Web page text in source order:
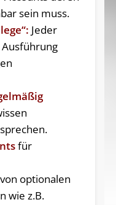
sein muss.
Jeder
für
optionalen
wie z.B.